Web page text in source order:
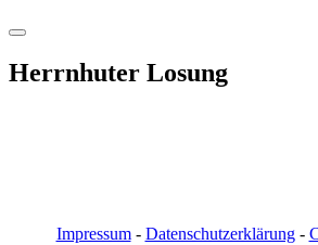
Herrnhuter Losung
Impressum- Datenschutzerklärung-